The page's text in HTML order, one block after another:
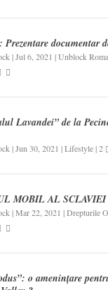
documentar
|Jul 6, 2021 |Unblock
Lavandei” de la
|Jun 30, 2021 |Lifestyle|2
MOBIL AL SCLAVIEI
|Mar 22, 2021 |Drepturile
o amenințare